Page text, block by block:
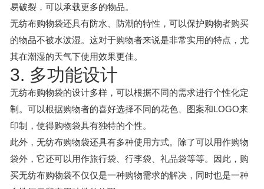
易破裂，可以承载更多的物品。
无纺布购物袋还具有防水、防潮的特性，可以保护购物者购买
的物品不被水泼湿。这对于购物者来说是非常实用的特点，尤
其在潮湿的天气下使用效果更佳。
3. 多功能设计
无纺布购物袋的设计多样，可以根据不同的需求进行个性化定
制。可以根据购物者的喜好选择不同的花色、图案和LOGO来
印制，使得购物袋具有独特的个性。
此外，无纺布购物袋还具有多种使用方式。除了可以用作购物
袋外，它还可以用作旅行袋、行李袋、礼品袋等等。因此，购
买无纺布购物袋不仅仅是一种购物需求的解决，同时也是一种